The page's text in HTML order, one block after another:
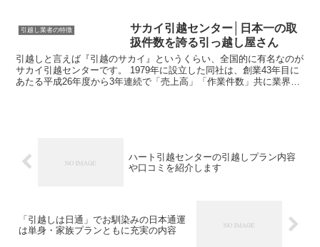
引越し業者の特徴
サカイ引越センター│日本一の取
扱件数を誇る引っ越し屋さん
引越しと言えば『引越のサカイ』というくらい、全国的に有名なのが
サカイ引越センターです。 1979年に設立した同社は、創業43年目に
あたる平成26年度から3年連続で「売上高」「作業件数」共に業界ナ
ハート引越センターの引越しプラン内容
や口コミを紹介します
「引越しは日通」でお馴染みの日本通運
は単身・家族プランともに充実の内容